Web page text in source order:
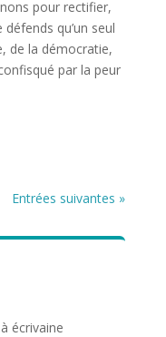
pour rectifier,
qu’un seul
de la démocratie,
par la peur
Entrées suivantes »
écrivaine